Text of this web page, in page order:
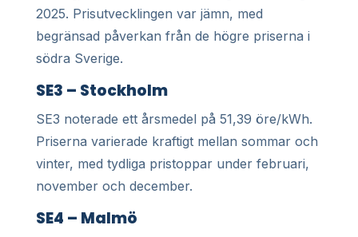
2025. Prisutvecklingen var jämn, med
begränsad påverkan från de högre priserna i
södra Sverige.
SE3 – Stockholm
SE3 noterade ett årsmedel på 51,39 öre/kWh.
Priserna varierade kraftigt mellan sommar och
vinter, med tydliga pristoppar under februari,
november och december.
SE4 – Malmö